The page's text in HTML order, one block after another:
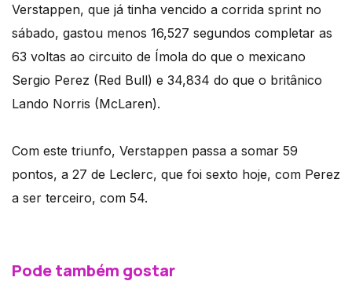
Verstappen, que já tinha vencido a corrida sprint no
sábado, gastou menos 16,527 segundos completar as
63 voltas ao circuito de Ímola do que o mexicano
Sergio Perez (Red Bull) e 34,834 do que o britânico
Lando Norris (McLaren).
Com este triunfo, Verstappen passa a somar 59
pontos, a 27 de Leclerc, que foi sexto hoje, com Perez
a ser terceiro, com 54.
Pode também gostar